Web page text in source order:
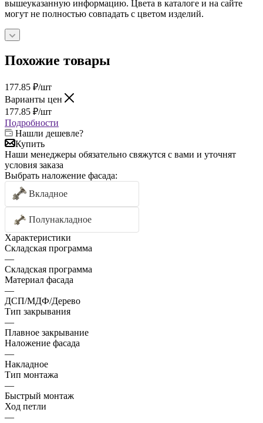
вышеуказанную информацию. Цвета в каталоге и на сайте
могут не полностью совпадать с цветом изделий.
Похожие товары
177.85 ₽/шт
Варианты цен
177.85 ₽/шт
Подробности
Нашли дешевле?
Купить
Наши менеджеры обязательно свяжутся с вами и уточнят
условия заказа
Выбрать наложение фасада:
Вкладное
Полунакладное
Характеристики
Складская программа
—
Складская программа
Материал фасада
—
ДСП/МДФ/Дерево
Тип закрывания
—
Плавное закрывание
Наложение фасада
—
Накладное
Тип монтажа
—
Быстрый монтаж
Ход петли
—